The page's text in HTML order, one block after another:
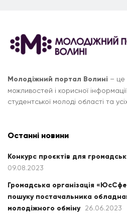
Молодіжний портал Волині – це
можливостей і корисної
студентської молоді області та
Останні новини
Конкурс проєктів для
09.08.2023
Громадська організація
пошуку постачальника
молодіжного обміну
26.06.2023